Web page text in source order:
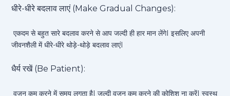
धीरे-धीरे बदलाव लाएं (Make Gradual Changes):
एकदम से बहुत सारे बदलाव करने से आप जल्दी ही हार मान लेंगेI इसलिए अपनी
जीवनशैली में धीरे-धीरे थोड़े-थोड़े बदलाव लाएंI
धैर्य रखें (Be Patient):
वजन कम करने में समय लगता हैI जल्दी वजन कम करने की कोशिश ना करेंI स्वस्थ